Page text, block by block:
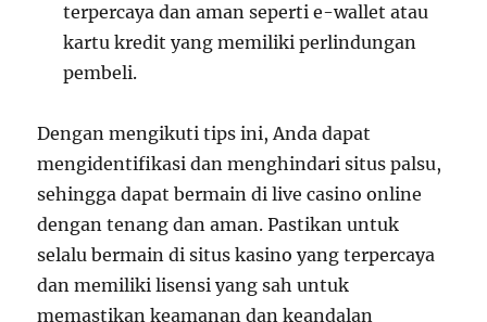
terpercaya dan aman seperti e-wallet atau
kartu kredit yang memiliki perlindungan
pembeli.
Dengan mengikuti tips ini, Anda dapat
mengidentifikasi dan menghindari situs palsu,
sehingga dapat bermain di live casino online
dengan tenang dan aman. Pastikan untuk
selalu bermain di situs kasino yang terpercaya
dan memiliki lisensi yang sah untuk
memastikan keamanan dan keandalan